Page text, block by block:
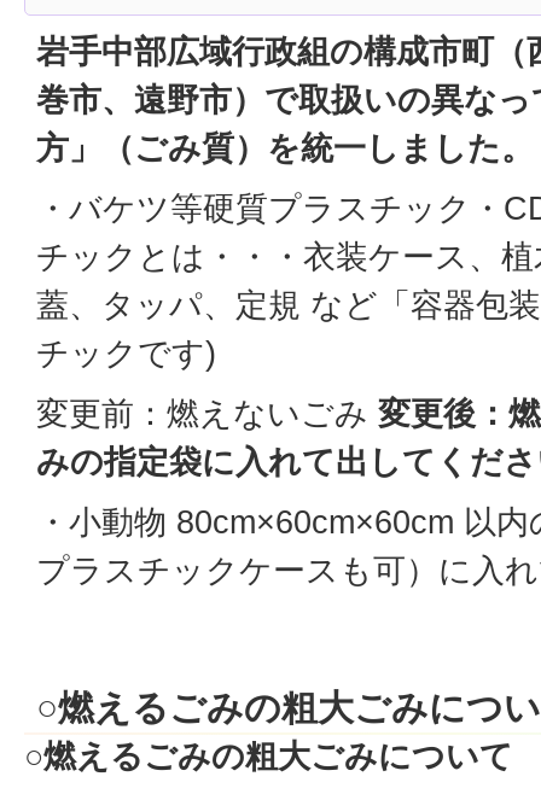
岩手中部広域行政組の構成市町（
巻市、遠野市）で取扱いの異な
方」（ごみ質）を統一しました。
・バケツ等硬質プラスチック・
チックとは・・・衣装ケース、
蓋、タッパ、定規 など「容器包
チックです)
変更前：燃えないごみ 変更後：
みの指定袋に入れて出してくだ
・小動物 80cm×60cm×60cm 以
プラスチックケースも可）に入
○燃えるごみの粗大ごみにつ
○燃えるごみの粗大ごみについて